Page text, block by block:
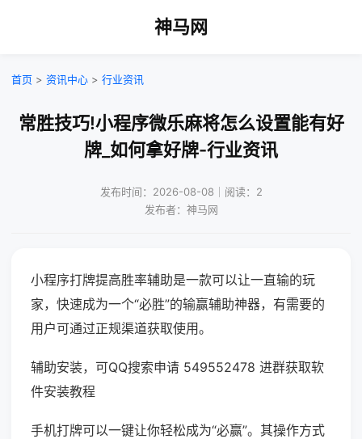
神马网
首页 > 资讯中心 > 行业资讯
常胜技巧!小程序微乐麻将怎么设置能有好
牌_如何拿好牌-行业资讯
发布时间：2026-08-08｜阅读：2
发布者：神马网
小程序打牌提高胜率辅助是一款可以让一直输的玩
家，快速成为一个“必胜”的输赢辅助神器，有需要的
用户可通过正规渠道获取使用。
辅助安装，可QQ搜索申请 549552478 进群获取软
件安装教程
手机打牌可以一键让你轻松成为“必赢”。其操作方式